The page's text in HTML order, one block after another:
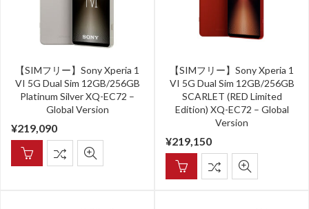
【SIMフリー】Sony Xperia 1
VI 5G Dual Sim 12GB/256GB
Platinum Silver XQ-EC72 –
Global Version
¥219,090
【SIMフリー】Sony Xperia 1
VI 5G Dual Sim 12GB/256GB
SCARLET (RED Limited
Edition) XQ-EC72 – Global
Version
¥219,150